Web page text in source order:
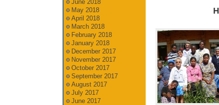
June 2018
May 2018
April 2018
March 2018
February 2018
January 2018
December 2017
November 2017
October 2017
September 2017
August 2017
July 2017
June 2017